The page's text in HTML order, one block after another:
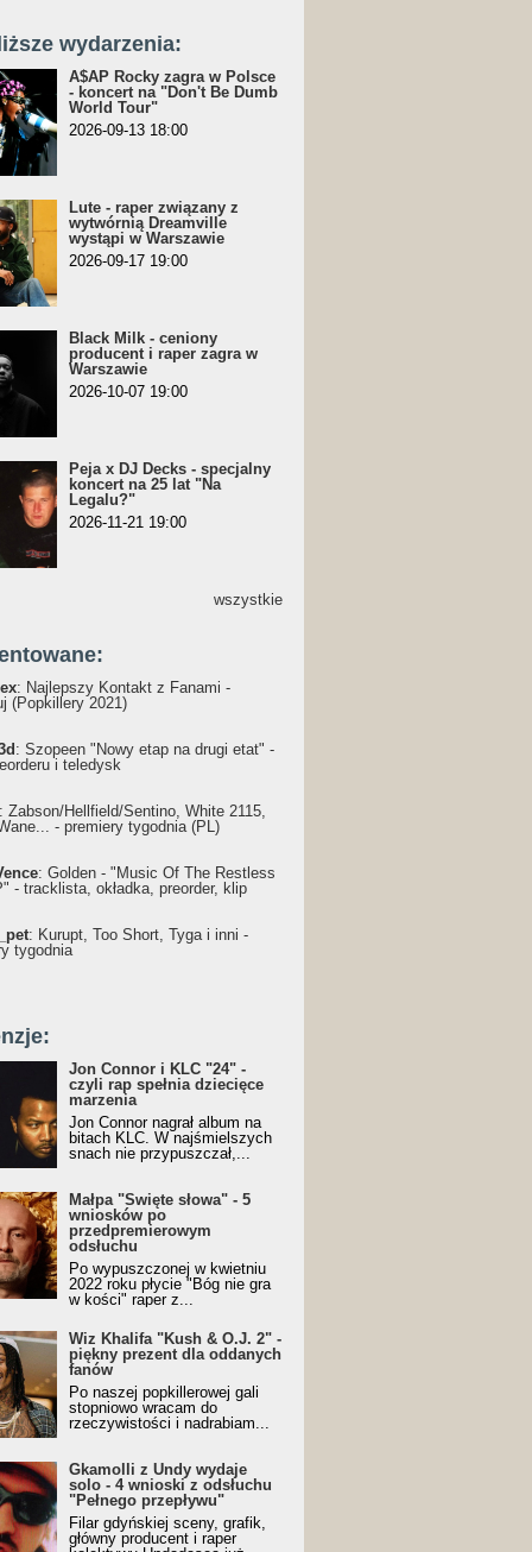
wydarzenia:
A$AP Rocky zagra w Polsce
- koncert na "Don't Be Dumb
World Tour"
2026-09-13 18:00
Lute - raper związany z
wytwórnią Dreamville
wystąpi w Warszawie
2026-09-17 19:00
Black Milk - ceniony
producent i raper zagra w
Warszawie
2026-10-07 19:00
Peja x DJ Decks - specjalny
koncert na 25 lat "Na
Legalu?"
2026-11-21 19:00
wszystkie
: Najlepszy Kontakt z Fanami -
(Popkillery 2021)
: Szopeen "Nowy etap na drugi etat" -
i teledysk
: Żabson/Hellfield/Sentino, White 2115,
- premiery tygodnia (PL)
: Golden - "Music Of The Restless
- tracklista, okładka, preorder, klip
: Kurupt, Too Short, Tyga i inni -
tygodnia
Jon Connor i KLC "24" -
czyli rap spełnia dziecięce
marzenia
Jon Connor nagrał album na
bitach KLC. W najśmielszych
snach nie przypuszczał,...
Małpa "Święte słowa" - 5
wniosków po
przedpremierowym
odsłuchu
Po wypuszczonej w kwietniu
2022 roku płycie "Bóg nie gra
w kości" raper z...
Wiz Khalifa "Kush & O.J. 2" -
piękny prezent dla oddanych
fanów
Po naszej popkillerowej gali
stopniowo wracam do
rzeczywistości i nadrabiam...
Gkamolli z Undy wydaje
solo - 4 wnioski z odsłuchu
"Pełnego przepływu"
Filar gdyńskiej sceny, grafik,
główny producent i raper